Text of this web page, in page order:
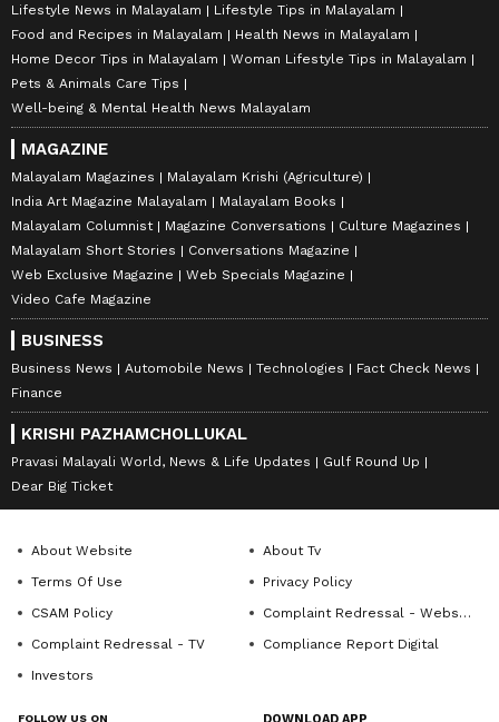
Lifestyle News in Malayalam
Lifestyle Tips in Malayalam
Food and Recipes in Malayalam
Health News in Malayalam
Home Decor Tips in Malayalam
Woman Lifestyle Tips in Malayalam
Pets & Animals Care Tips
Well-being & Mental Health News Malayalam
MAGAZINE
Malayalam Magazines
Malayalam Krishi (Agriculture)
India Art Magazine Malayalam
Malayalam Books
Malayalam Columnist
Magazine Conversations
Culture Magazines
Malayalam Short Stories
Conversations Magazine
Web Exclusive Magazine
Web Specials Magazine
Video Cafe Magazine
BUSINESS
Business News Automobile News Technologies
Fact Check News
Finance
KRISHI PAZHAMCHOLLUKAL
Pravasi Malayali World, News & Life Updates
Gulf Round Up
Dear Big Ticket
About Website
About Tv
Terms Of Use
Privacy Policy
CSAM Policy
Complaint Redressal - Website
Complaint Redressal - TV
Compliance Report Digital
Investors
FOLLOW US ON DOWNLOAD APP